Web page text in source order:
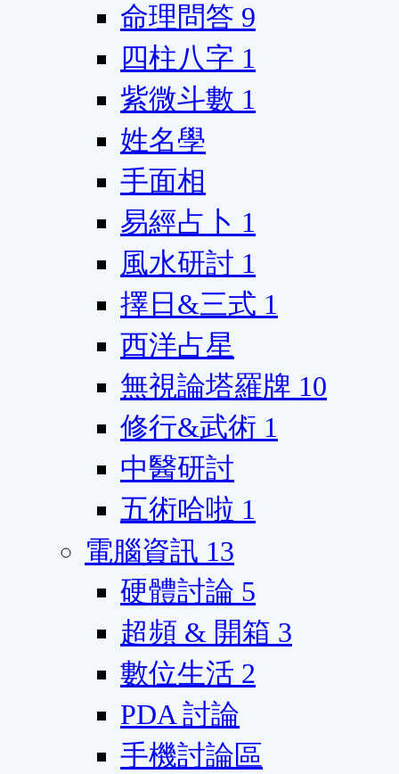
命理問答 9
四柱八字 1
紫微斗數 1
姓名學
手面相
易經占卜 1
風水研討 1
擇日&三式 1
西洋占星
無視論塔羅牌 10
修行&武術 1
中醫研討
五術哈啦 1
電腦資訊 13
硬體討論 5
超頻 & 開箱 3
數位生活 2
PDA 討論
手機討論區